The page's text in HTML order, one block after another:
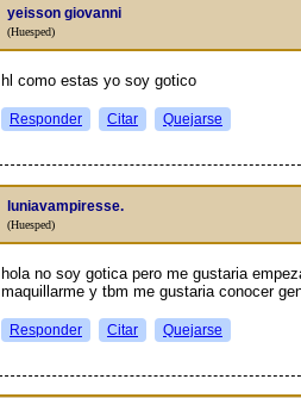
yeisson giovanni
(Huesped)
hl como estas yo soy gotico
Responder Citar Quejarse
luniavampiresse.
(Huesped)
hola no soy gotica pero me gustaria
maquillarme y tbm me gustaria conocer
Responder Citar Quejarse